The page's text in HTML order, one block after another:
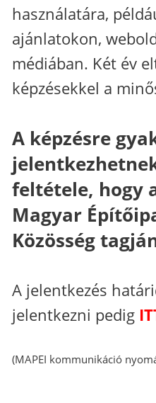
használatára,
ajánlatokon,
médiában. Két év
képzésekkel a
A képzésre
feltétele, hogy
Magyar
Közösség
A jelentkezés
jelentkezni pedig
(MAPEI kommunikáció